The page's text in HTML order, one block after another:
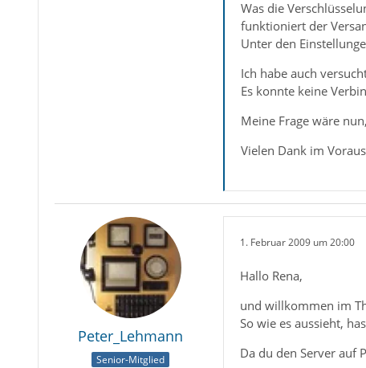
Was die
funktioniert der
Unter den
Ich habe auch
Es konnte keine
Meine Frage wäre
Vielen Dank im Voraus
Peter_Lehmann
Senior-Mitglied
1. Februar 2009 um 20:00
Hallo Rena,
und willkommen im
So wie es aussieht,
Da du den Server auf